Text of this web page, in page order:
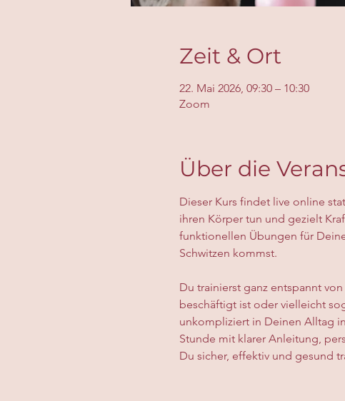
Zeit & Ort
22. Mai 2026, 09:30 – 10:30
Zoom
Über die
Dieser Kurs findet live online
ihren Körper tun und gezielt
funktionellen Übungen für
Schwitzen kommst.
Du trainierst ganz entspannt
beschäftigt ist oder vielleicht
unkompliziert in Deinen Alltag
Stunde mit klarer Anleitung,
Du sicher, effektiv und gesund